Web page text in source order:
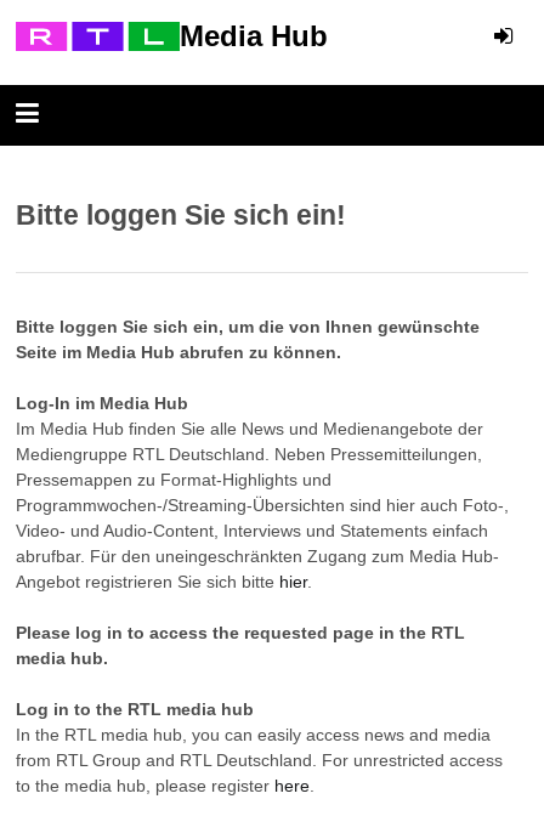
Media Hub
Bitte loggen Sie sich ein!
Bitte loggen Sie sich ein, um die von Ihnen gewünschte
Seite im Media Hub abrufen zu können.
Log-In im Media Hub
Im Media Hub finden Sie alle News und Medienangebote der
Mediengruppe RTL Deutschland. Neben Pressemitteilungen,
Pressemappen zu Format-Highlights und
Programmwochen-/Streaming-Übersichten sind hier auch Foto-,
Video- und Audio-Content, Interviews und Statements einfach
abrufbar. Für den uneingeschränkten Zugang zum Media Hub-
Angebot registrieren Sie sich bitte hier.
Please log in to access the requested page in the RTL
media hub.
Log in to the RTL media hub
In the RTL media hub, you can easily access news and media
from RTL Group and RTL Deutschland. For unrestricted access
to the media hub, please register here